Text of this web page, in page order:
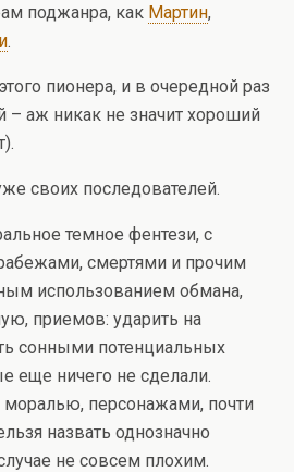
поджанра, как Мартин,
.
пионера, и в очередной раз
– аж никак не значит хороший
своих последователей.
темное фентези, с
смертями и прочим
использованием обмана,
приемов: ударить на
сонными потенциальных
еще ничего не сделали.
персонажами, почти
назвать однозначно
не совсем плохим.